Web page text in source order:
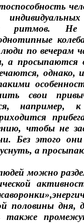
ритмов.
по вечерам
а просыпаются
однако,
свои
например,
чтобы не
Без этого
а
можно
половины дня,
также